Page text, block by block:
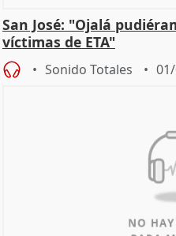
San José: "Ojalá
víctimas de ETA"
Sonido Totales